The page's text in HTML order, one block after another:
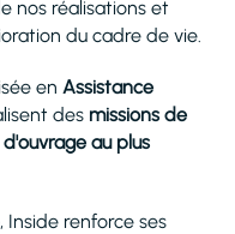
nos réalisations et
du cadre de vie.
en Assistance
des missions de
au plus
Inside renforce ses